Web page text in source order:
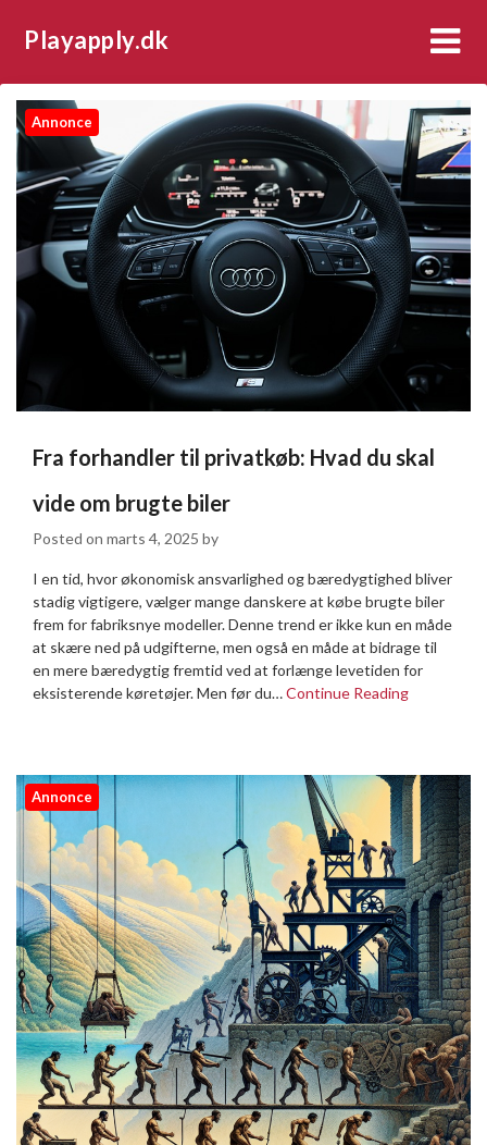
Playapply.dk
Annonce
Fra forhandler til privatkøb: Hvad du skal
vide om brugte biler
Posted on marts 4, 2025 by
I en tid, hvor økonomisk ansvarlighed og bæredygtighed bliver
stadig vigtigere, vælger mange danskere at købe brugte biler
frem for fabriksnye modeller. Denne trend er ikke kun en måde
at skære ned på udgifterne, men også en måde at bidrage til
en mere bæredygtig fremtid ved at forlænge levetiden for
eksisterende køretøjer. Men før du…Continue Reading
Annonce